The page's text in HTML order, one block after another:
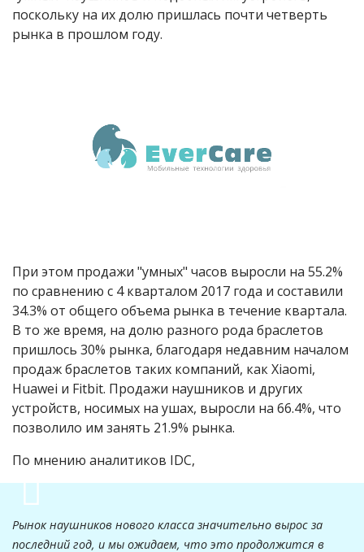
поскольку на их долю пришлась почти четверть
рынка в прошлом году.
При этом продажи "умных" часов выросли на 55.2%
по сравнению с 4 кварталом 2017 года и составили
34.3% от общего объема рынка в течение квартала.
В то же время, на долю разного рода браслетов
пришлось 30% рынка, благодаря недавним началом
продаж браслетов таких компаний, как Xiaomi,
Huawei и Fitbit. Продажи наушников и других
устройств, носимых на ушах, выросли на 66.4%, что
позволило им занять 21.9% рынка.
По мнению аналитиков IDC,
Рынок наушников нового класса значительно вырос за
последний год, и мы ожидаем, что это продолжится в